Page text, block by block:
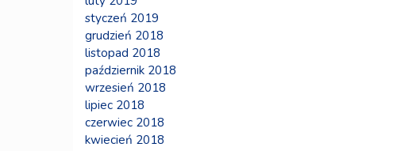
styczeń 2019
grudzień 2018
listopad 2018
październik 2018
wrzesień 2018
lipiec 2018
czerwiec 2018
kwiecień 2018